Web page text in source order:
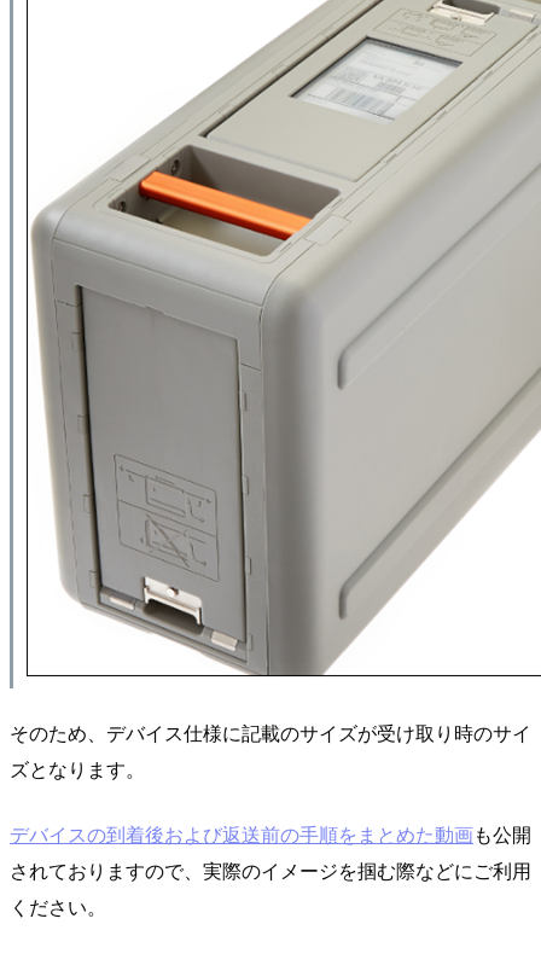
そのため、デバイス仕様に記載のサイズが受け取り時のサイ
ズとなります。
デバイスの到着後および返送前の手順をまとめた動画も公開
されておりますので、実際のイメージを掴む際などにご利用
ください。